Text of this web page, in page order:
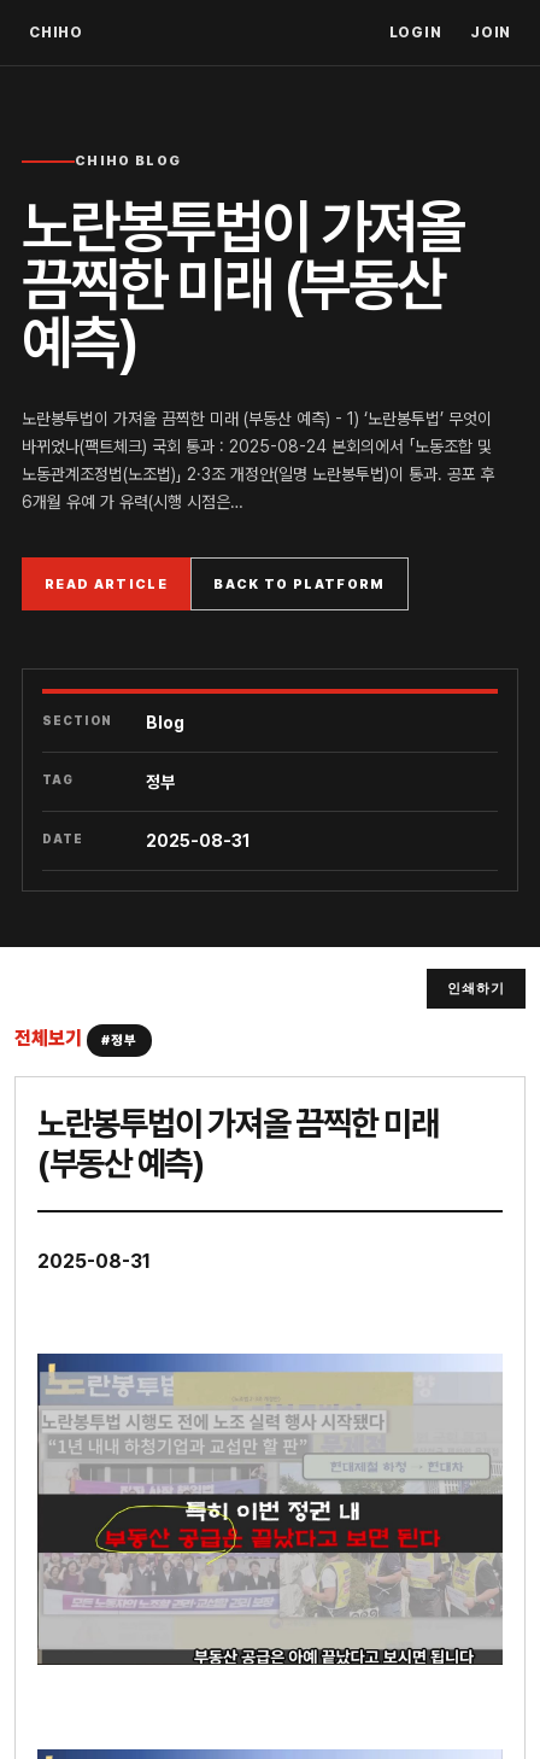
CHIHO LOGIN JOIN
CHIHO BLOG
노란봉투법이 가져올
끔찍한 미래 (부동산
예측)
노란봉투법이 가져올 끔찍한 미래 (부동산 예측) - 1) ‘노란봉투법’ 무엇이
바뀌었나(팩트체크) 국회 통과 : 2025-08-24 본회의에서 「노동조합 및
노동관계조정법(노조법)」 2·3조 개정안(일명 노란봉투법)이 통과. 공포 후
6개월 유예 가 유력(시행 시점은…
READ ARTICLE BACK TO PLATFORM
SECTION Blog
TAG 정부
DATE 2025-08-31
인쇄하기
전체보기 #정부
노란봉투법이 가져올 끔찍한 미래
(부동산 예측)
2025-08-31